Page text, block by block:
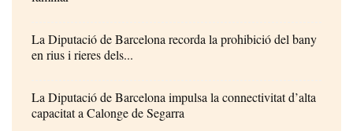
La Diputació de Barcelona recorda la prohibició del bany
en rius i rieres dels...
La Diputació de Barcelona impulsa la connectivitat d’alta
capacitat a Calonge de Segarra